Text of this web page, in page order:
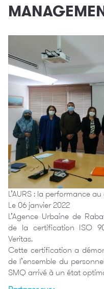
L’AURS : la performance
Le 06 janvier 2022
L’Agence Urbaine de
de la certification ISO
Veritas.
Cette certification a
de l’ensemble du
SMQ arrivé à un état